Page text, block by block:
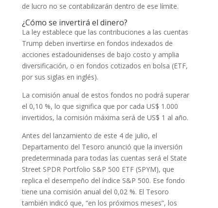
de lucro no se contabilizarán dentro de ese límite.
¿Cómo se invertirá el dinero?
La ley establece que las contribuciones a las cuentas
Trump deben invertirse en fondos indexados de
acciones estadounidenses de bajo costo y amplia
diversificación, o en fondos cotizados en bolsa (ETF,
por sus siglas en inglés).
La comisión anual de estos fondos no podrá superar
el 0,10 %, lo que significa que por cada US$ 1.000
invertidos, la comisión máxima será de US$ 1 al año.
Antes del lanzamiento de este 4 de julio, el
Departamento del Tesoro anunció que la inversión
predeterminada para todas las cuentas será el State
Street SPDR Portfolio S&P 500 ETF (SPYM), que
replica el desempeño del índice S&P 500. Ese fondo
tiene una comisión anual del 0,02 %. El Tesoro
también indicó que, “en los próximos meses”, los